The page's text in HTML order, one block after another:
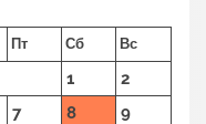
Пт Сб Вс
1
2
7 8
9